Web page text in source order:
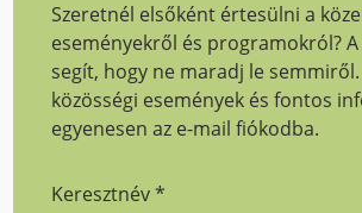
Szeretnél elsőként értesülni a
eseményekről és programokról?
segít, hogy ne maradj le
közösségi események és fontos
egyenesen az e-mail fiókodba.
Keresztnév*